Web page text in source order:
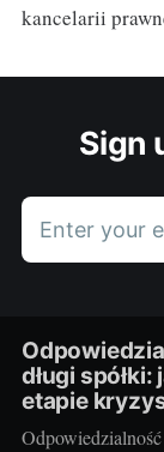
kancelarii
Sign
Enter your
długi
etapie